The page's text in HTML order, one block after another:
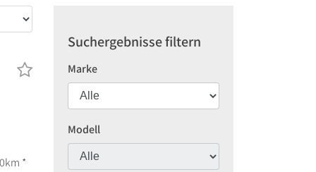
*
Suchergebnisse filtern
Marke
Modell